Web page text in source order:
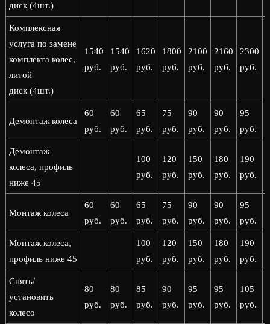
диск (4шт.)
Комплексная
услуга по замене
комплекта колес,
литой
диск (4шт.)
1540
руб.
1540
руб.
1620
руб.
1800
руб.
2100
руб.
2160
руб.
2300
руб.
Демонтаж колеса
60
руб.
60
руб.
65
руб.
75
руб.
90
руб.
90
руб.
95
руб.
Демонтаж
колеса, профиль
ниже 45
100
руб.
120
руб.
150
руб.
180
руб.
190
руб.
Монтаж колеса
60
руб.
60
руб.
65
руб.
75
руб.
90
руб.
90
руб.
95
руб.
Монтаж колеса,
профиль ниже 45
100
руб.
120
руб.
150
руб.
180
руб.
190
руб.
Снять/
установить
колесо
80
руб.
80
руб.
85
руб.
90
руб.
95
руб.
95
руб.
105
руб.